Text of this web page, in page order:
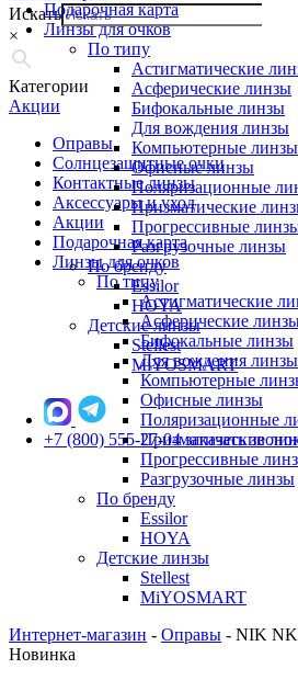
Искать
×
Категории
Акции
Оправы
Солнцезащитные очки
Контактные линзы
Аксессуары и уход
Акции
Подарочная карта
Линзы для очков
По типу
Астигматические
Асферические
Бифокальные линзы
Для вождения линзы
Компьютерные
Офисные линзы
Поляризационные
Призматические
Прогрессивные
Разгрузочные линзы
По бренду
Essilor
HOYA
Детские линзы
Stellest
MiYOSMART
Подарочная карта
Линзы для очков
По типу
Астигматические
Асферические линзы
Бифокальные линзы
Для вождения линзы
Компьютерные линзы
Офисные линзы
Поляризационные
Призматические
Прогрессивные
Разгрузочные линзы
По бренду
Essilor
HOYA
Детские линзы
Stellest
MiYOSMART
+7 (800) 555-27-04 заказать
Интернет-магазин - Оправы - NIK NK
Новинка